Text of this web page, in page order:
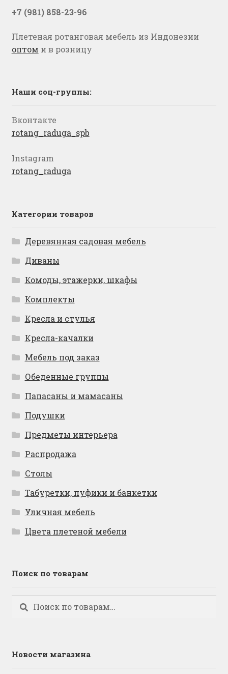
+7 (981) 858-23-96
Плетеная ротанговая мебель из Индонезии
оптом и в розницу
Наши соц-группы:
Вконтакте
rotang_raduga_spb
Instagram
rotang_raduga
Категории товаров
Деревянная садовая мебель
Диваны
Комоды, этажерки, шкафы
Комплекты
Кресла и стулья
Кресла-качалки
Мебель под заказ
Обеденные группы
Папасаны и мамасаны
Подушки
Предметы интерьера
Распродажа
Столы
Табуретки, пуфики и банкетки
Уличная мебель
Цвета плетеной мебели
Поиск по товарам
Искать:
Поиск
Новости магазина